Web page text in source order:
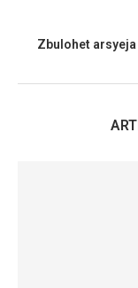
Zbulohet